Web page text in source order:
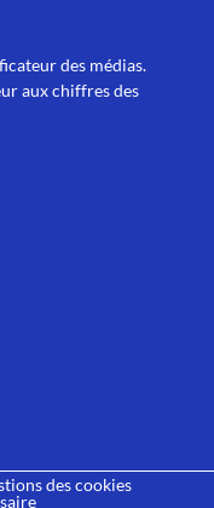
des médias.
aux chiffres des
des cookies